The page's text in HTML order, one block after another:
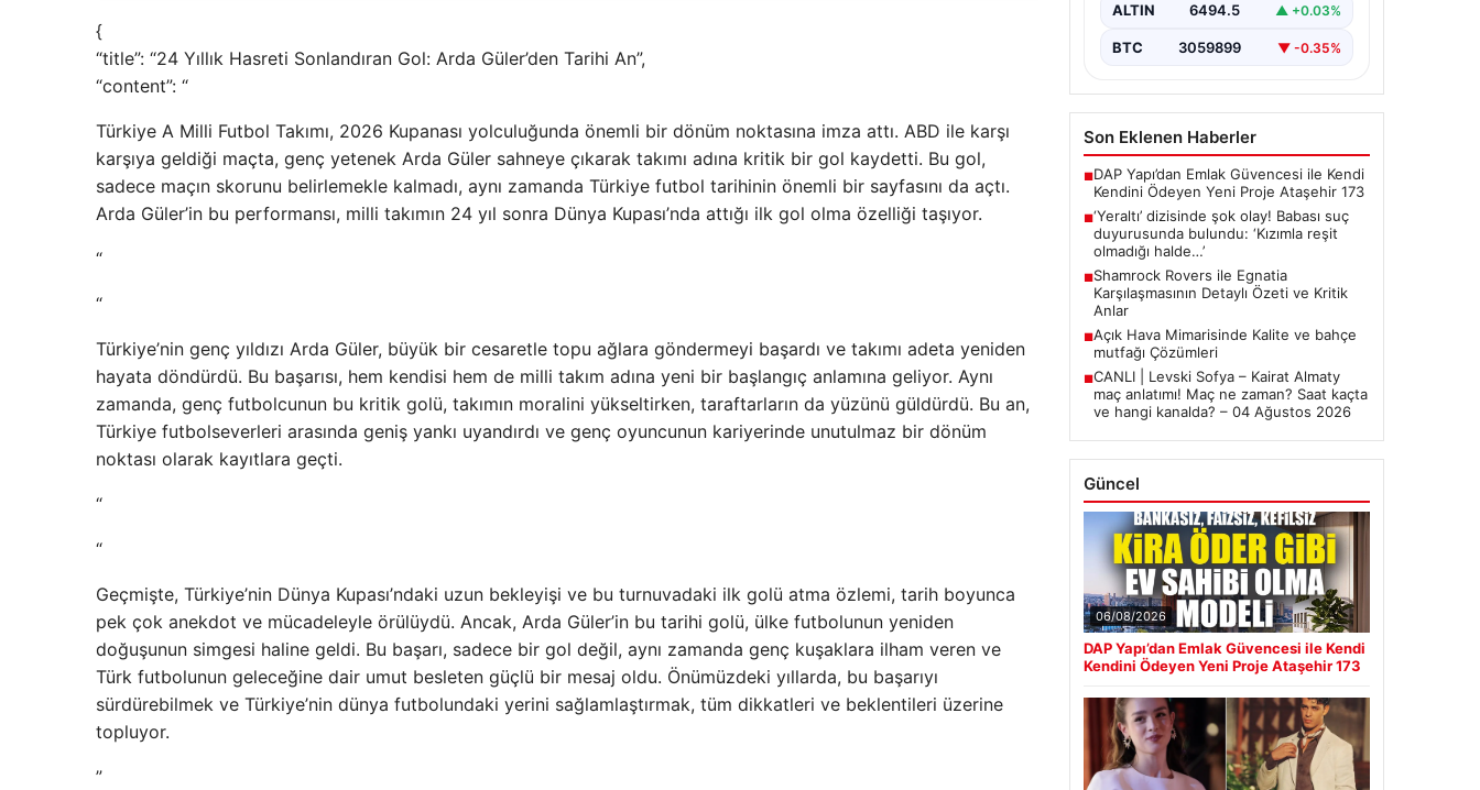
{
“title”: “24 Yıllık Hasreti Sonlandıran Gol: Arda Güler’den Tarihi An”,
“content”: “
Türkiye A Milli Futbol Takımı, 2026 Kupanası yolculuğunda önemli bir dönüm noktasına imza attı. ABD ile karşı
karşıya geldiği maçta, genç yetenek Arda Güler sahneye çıkarak takımı adına kritik bir gol kaydetti. Bu gol,
sadece maçın skorunu belirlemekle kalmadı, aynı zamanda Türkiye futbol tarihinin önemli bir sayfasını da açtı.
Arda Güler’in bu performansı, milli takımın 24 yıl sonra Dünya Kupası’nda attığı ilk gol olma özelliği taşıyor.
“
“
Türkiye’nin genç yıldızı Arda Güler, büyük bir cesaretle topu ağlara göndermeyi başardı ve takımı adeta yeniden
hayata döndürdü. Bu başarısı, hem kendisi hem de milli takım adına yeni bir başlangıç anlamına geliyor. Aynı
zamanda, genç futbolcunun bu kritik golü, takımın moralini yükseltirken, taraftarların da yüzünü güldürdü. Bu an,
Türkiye futbolseverleri arasında geniş yankı uyandırdı ve genç oyuncunun kariyerinde unutulmaz bir dönüm
noktası olarak kayıtlara geçti.
“
“
Geçmişte, Türkiye’nin Dünya Kupası’ndaki uzun bekleyişi ve bu turnuvadaki ilk golü atma özlemi, tarih boyunca
pek çok anekdot ve mücadeleyle örülüydü. Ancak, Arda Güler’in bu tarihi golü, ülke futbolunun yeniden
doğuşunun simgesi haline geldi. Bu başarı, sadece bir gol değil, aynı zamanda genç kuşaklara ilham veren ve
Türk futbolunun geleceğine dair umut besleten güçlü bir mesaj oldu. Önümüzdeki yıllarda, bu başarıyı
sürdürebilmek ve Türkiye’nin dünya futbolundaki yerini sağlamlaştırmak, tüm dikkatleri ve beklentileri üzerine
topluyor.
”
ALTIN 6494.5 ▲ +0.03%
BTC 3059899 ▼ -0.35%
Son Eklenen Haberler
■DAP Yapı’dan Emlak Güvencesi ile Kendi
Kendini Ödeyen Yeni Proje Ataşehir 173
■‘Yeraltı’ dizisinde şok olay! Babası suç
duyurusunda bulundu: ‘Kızımla reşit
olmadığı halde…’
■Shamrock Rovers ile Egnatia
Karşılaşmasının Detaylı Özeti ve Kritik
Anlar
■Açık Hava Mimarisinde Kalite ve bahçe
mutfağı Çözümleri
■CANLI | Levski Sofya – Kairat Almaty
maç anlatımı! Maç ne zaman? Saat kaçta
ve hangi kanalda? – 04 Ağustos 2026
Güncel
06/08/2026
DAP Yapı’dan Emlak Güvencesi ile Kendi
Kendini Ödeyen Yeni Proje Ataşehir 173